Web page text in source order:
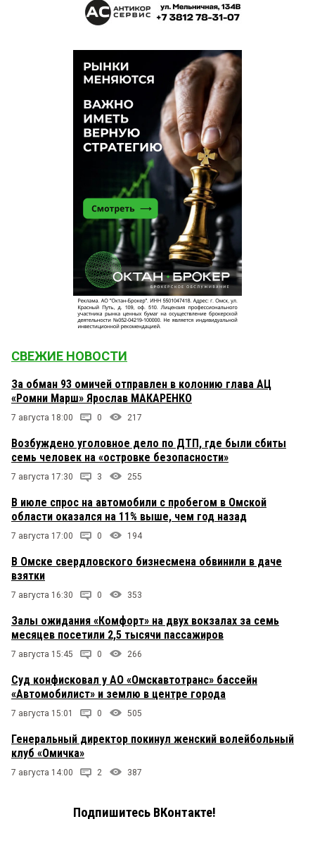
СВЕЖИЕ НОВОСТИ
За обман 93 омичей отправлен в колонию глава АЦ
«Ромни Марш» Ярослав МАКАРЕНКО
7 августа 18:00 0 217
Возбуждено уголовное дело по ДТП, где были сбиты
семь человек на «островке безопасности»
7 августа 17:30 3 255
В июле спрос на автомобили с пробегом в Омской
области оказался на 11% выше, чем год назад
7 августа 17:00 0 194
В Омске свердловского бизнесмена обвинили в даче
взятки
7 августа 16:30 0 353
Залы ожидания «Комфорт» на двух вокзалах за семь
месяцев посетили 2,5 тысячи пассажиров
7 августа 15:45 0 266
Суд конфисковал у АО «Омскавтотранс» бассейн
«Автомобилист» и землю в центре города
7 августа 15:01 0 505
Генеральный директор покинул женский волейбольный
клуб «Омичка»
7 августа 14:00 2 387
Подпишитесь ВКонтакте!